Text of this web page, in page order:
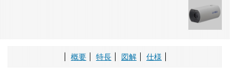
概要 特長 図解 仕様